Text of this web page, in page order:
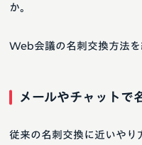
か。
Web会議の名刺交換方法を
メールやチャットで
従来の名刺交換に近いやり